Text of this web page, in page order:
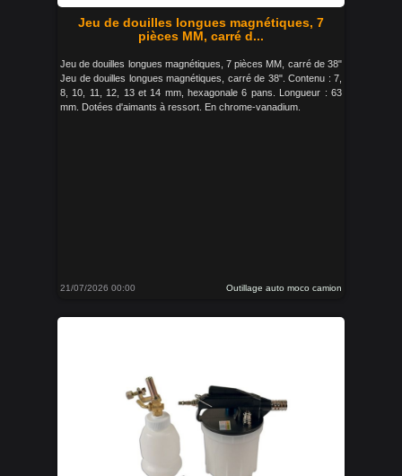
Jeu de douilles longues magnétiques, 7
pièces MM, carré d...
Jeu de douilles longues magnétiques, 7 pièces MM, carré de 38"
Jeu de douilles longues magnétiques, carré de 38". Contenu : 7,
8, 10, 11, 12, 13 et 14 mm, hexagonale 6 pans. Longueur : 63
mm. Dotées d'aimants à ressort. En chrome-vanadium.
21/07/2026 00:00 Outillage auto moco camion